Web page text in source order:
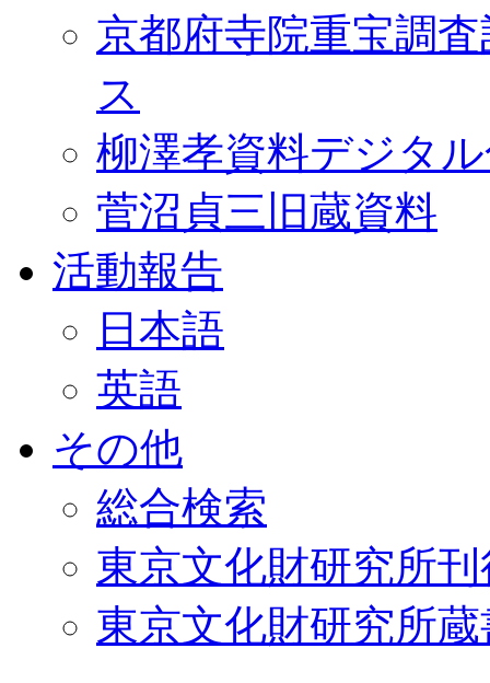
京都府寺院重宝調
ス
柳澤孝資料デジタ
菅沼貞三旧蔵資料
活動報告
日本語
英語
その他
総合検索
東京文化財研究所
東京文化財研究所